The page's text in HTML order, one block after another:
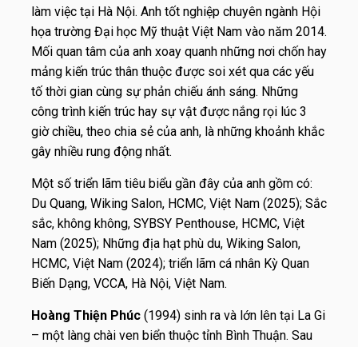
làm việc tại Hà Nội. Anh tốt nghiệp chuyên ngành Hội
họa trường Đại học Mỹ thuật Việt Nam vào năm 2014.
Mối quan tâm của anh xoay quanh những nơi chốn hay
mảng kiến trúc thân thuộc được soi xét qua các yếu
tố thời gian cùng sự phản chiếu ánh sáng. Những
công trình kiến trúc hay sự vật được nắng rọi lúc 3
giờ chiều, theo chia sẻ của anh, là những khoảnh khắc
gây nhiều rung động nhất.
Một số triển lãm tiêu biểu gần đây của anh gồm có:
Du Quang, Wiking Salon, HCMC, Việt Nam (2025); Sắc
sắc, không không, SYBSY Penthouse, HCMC, Việt
Nam (2025); Những địa hạt phù du, Wiking Salon,
HCMC, Việt Nam (2024); triển lãm cá nhân Kỳ Quan
Biến Dạng, VCCA, Hà Nội, Việt Nam.
Hoàng Thiện Phúc (1994) sinh ra và lớn lên tại La Gi
– một làng chài ven biển thuộc tỉnh Bình Thuận. Sau